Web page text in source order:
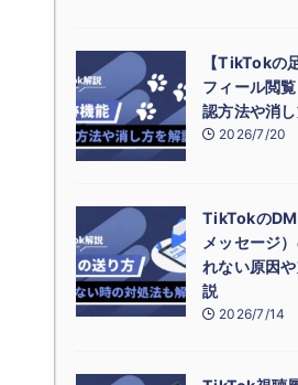
【TikTokの
フィール閲
認方法や消
2026/7/20
TikTokのDM
メッセージ
れない原因
説
2026/7/14